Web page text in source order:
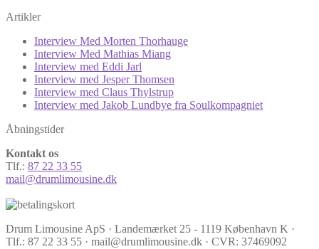
Artikler
Interview Med Morten Thorhauge
Interview Med Mathias Miang
Interview med Eddi Jarl
Interview med Jesper Thomsen
Interview med Claus Thylstrup
Interview med Jakob Lundbye fra Soulkompagniet
Åbningstider
Kontakt os
Tlf.: 87 22 33 55
mail@drumlimousine.dk
Drum Limousine ApS · Landemærket 25 - 1119 København K ·
Tlf.: 87 22 33 55 · mail@drumlimousine.dk · CVR: 37469092